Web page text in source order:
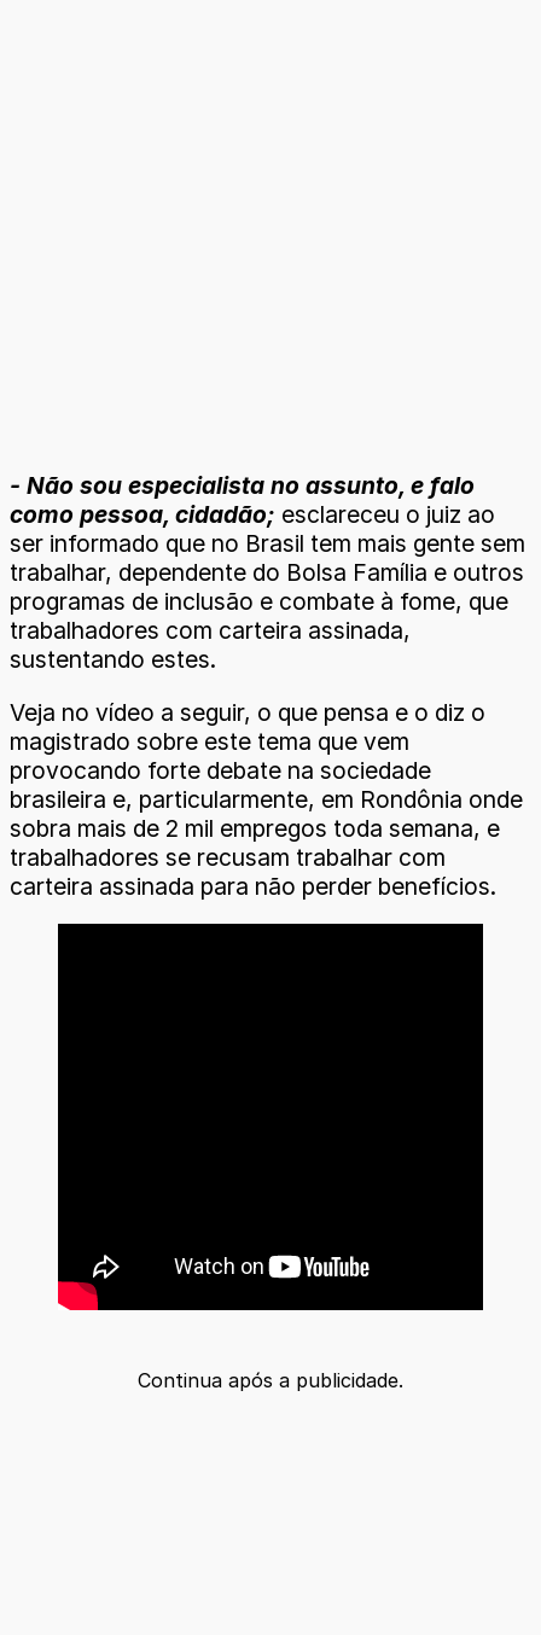
- Não sou especialista no assunto, e falo
como pessoa, cidadão; esclareceu o juiz ao
ser informado que no Brasil tem mais gente sem
trabalhar, dependente do Bolsa Família e outros
programas de inclusão e combate à fome, que
trabalhadores com carteira assinada,
sustentando estes.
Veja no vídeo a seguir, o que pensa e o diz o
magistrado sobre este tema que vem
provocando forte debate na sociedade
brasileira e, particularmente, em Rondônia onde
sobra mais de 2 mil empregos toda semana, e
trabalhadores se recusam trabalhar com
carteira assinada para não perder benefícios.
Continua após a publicidade.